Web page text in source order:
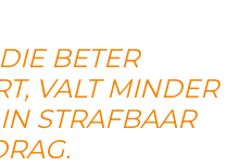
BETER
VALT MINDER
STRAFBAAR